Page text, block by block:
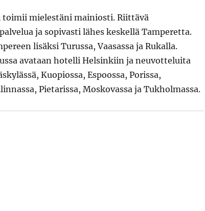
mielestäni mainiosti. Riittävä
ja sopivasti lähes keskellä Tamperetta.
lisäksi Turussa, Vaasassa ja Rukalla.
avataan hotelli Helsinkiin ja neuvotteluita
Kuopiossa, Espoossa, Porissa,
Pietarissa, Moskovassa ja Tukholmassa.